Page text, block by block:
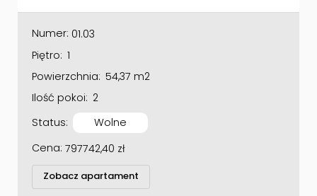
Numer: 01.03
Piętro: 1
Powierzchnia: 54,37 m2
Ilość pokoi: 2
Status:
Wolne
Cena: 797742,40 zł
Zobacz apartament